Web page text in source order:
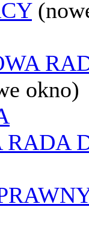
okno)
RADA